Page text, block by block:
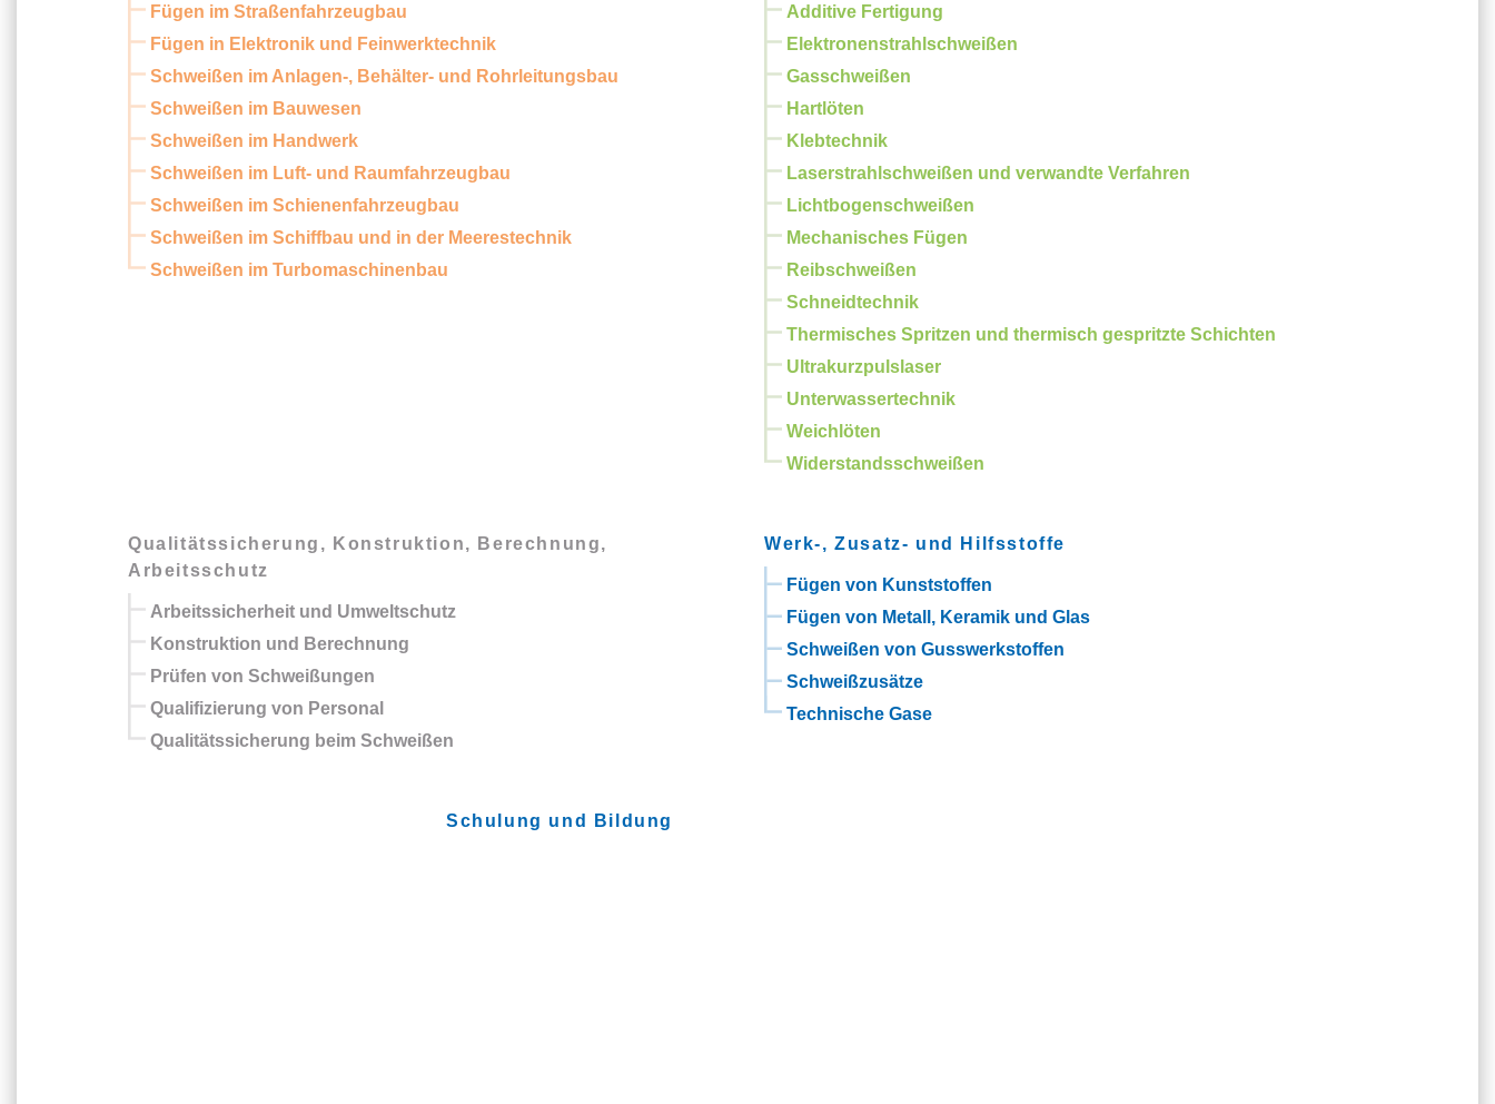
Fügen im Straßenfahrzeugbau
Fügen in Elektronik und Feinwerktechnik
Schweißen im Anlagen-, Behälter- und Rohrleitungsbau
Schweißen im Bauwesen
Schweißen im Handwerk
Schweißen im Luft- und Raumfahrzeugbau
Schweißen im Schienenfahrzeugbau
Schweißen im Schiffbau und in der Meerestechnik
Schweißen im Turbomaschinenbau
Additive Fertigung
Elektronenstrahlschweißen
Gasschweißen
Hartlöten
Klebtechnik
Laserstrahlschweißen und verwandte Verfahren
Lichtbogenschweißen
Mechanisches Fügen
Reibschweißen
Schneidtechnik
Thermisches Spritzen und thermisch gespritzte Schichten
Ultrakurzpulslaser
Unterwassertechnik
Weichlöten
Widerstandsschweißen
Qualitätssicherung, Konstruktion, Berechnung,
Arbeitsschutz
Arbeitssicherheit und Umweltschutz
Konstruktion und Berechnung
Prüfen von Schweißungen
Qualifizierung von Personal
Qualitätssicherung beim Schweißen
Werk-, Zusatz- und Hilfsstoffe
Fügen von Kunststoffen
Fügen von Metall, Keramik und Glas
Schweißen von Gusswerkstoffen
Schweißzusätze
Technische Gase
Schulung und Bildung